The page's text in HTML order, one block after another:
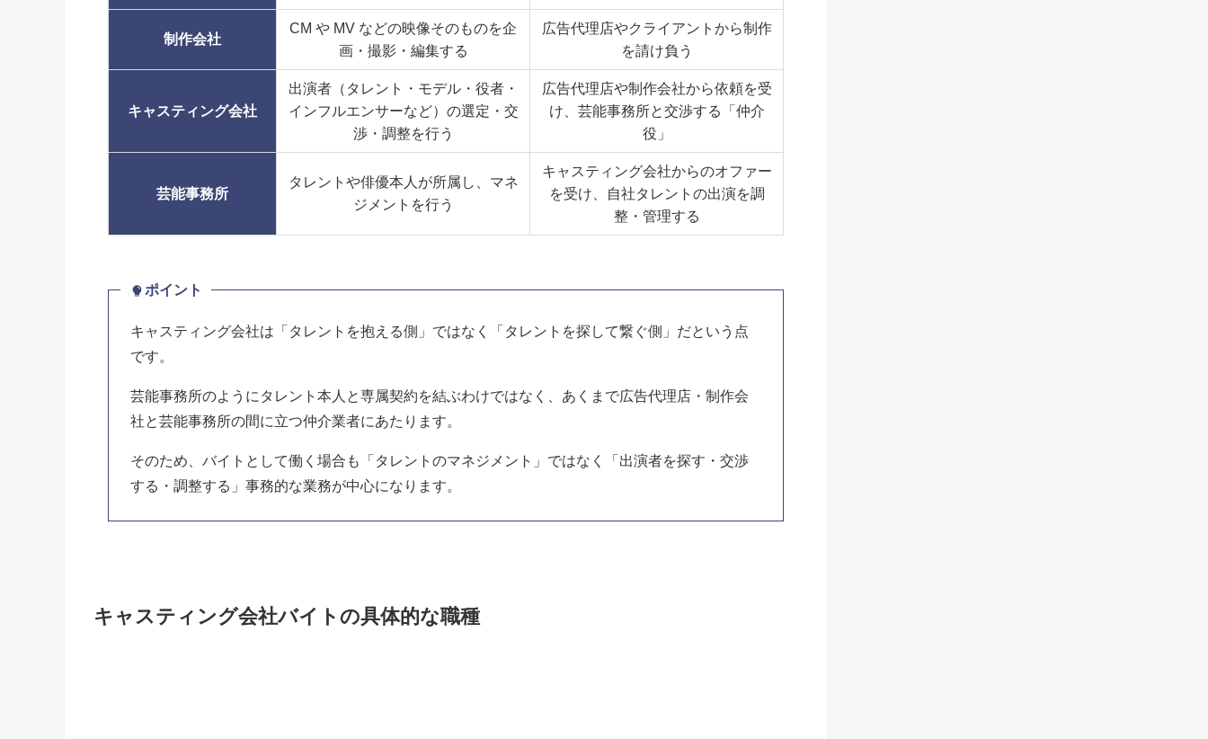
制作会社
CM や MV などの映像そのものを企
画・撮影・編集する
広告代理店やクライアントから制作
を請け負う
キャスティング会社
出演者（タレント・モデル・役者・
インフルエンサーなど）の選定・交
渉・調整を行う
広告代理店や制作会社から依頼を受
け、芸能事務所と交渉する「仲介
役」
芸能事務所
タレントや俳優本人が所属し、マネ
ジメントを行う
キャスティング会社からのオファー
を受け、自社タレントの出演を調
整・管理する
ポイント
キャスティング会社は「タレントを抱える側」ではなく「タレントを探して繋ぐ側」だという点
です。
芸能事務所のようにタレント本人と専属契約を結ぶわけではなく、あくまで広告代理店・制作会
社と芸能事務所の間に立つ仲介業者にあたります。
そのため、バイトとして働く場合も「タレントのマネジメント」ではなく「出演者を探す・交渉
する・調整する」事務的な業務が中心になります。
キャスティング会社バイトの具体的な職種